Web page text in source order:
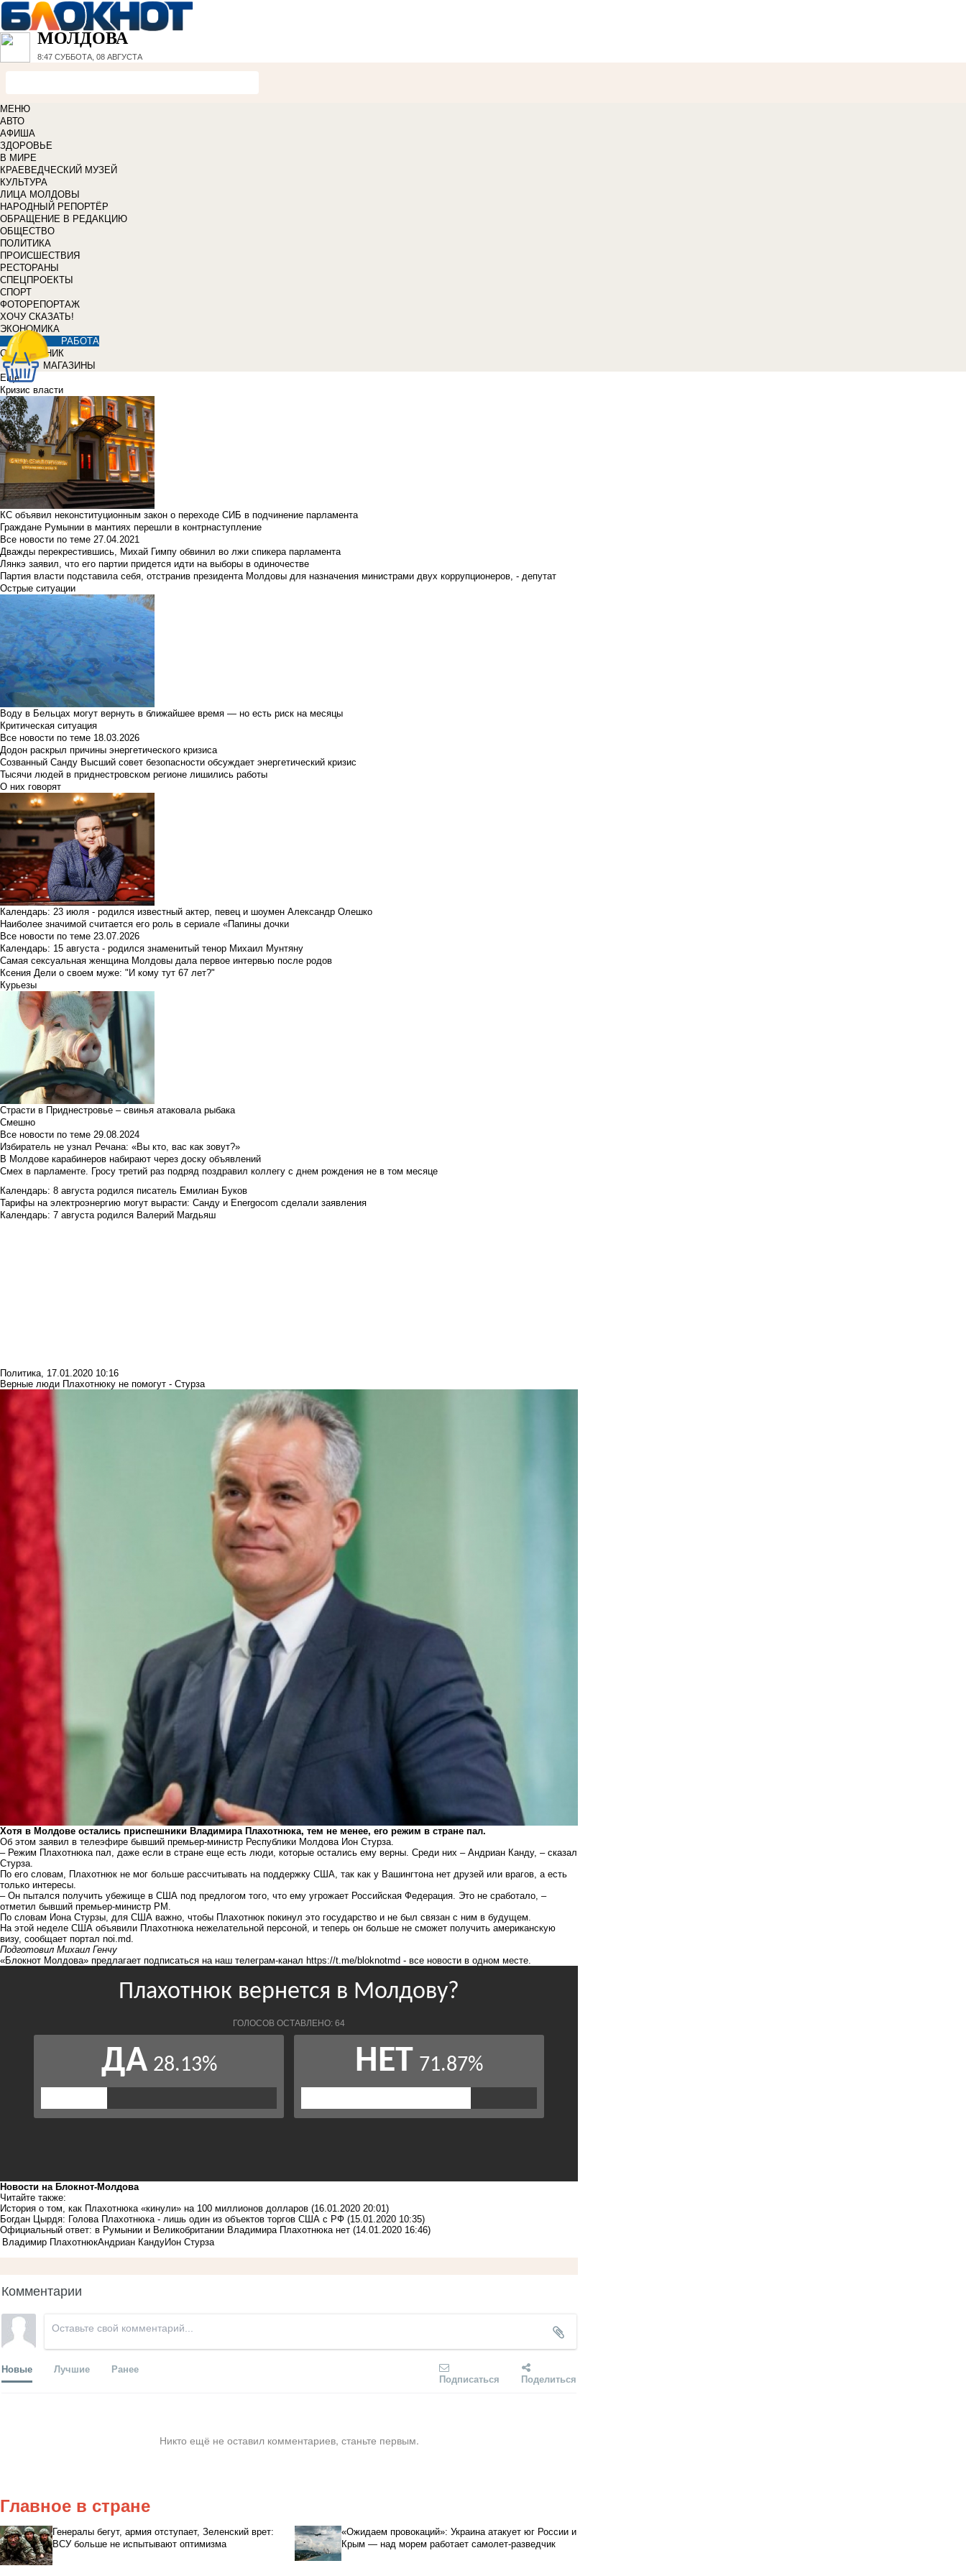
МОЛДОВА
8:47 СУББОТА, 08 АВГУСТА
МЕНЮ
АВТО
АФИША
ЗДОРОВЬЕ
В МИРЕ
КРАЕВЕДЧЕСКИЙ МУЗЕЙ
КУЛЬТУРА
ЛИЦА МОЛДОВЫ
НАРОДНЫЙ РЕПОРТЁР
ОБРАЩЕНИЕ В РЕДАКЦИЮ
ОБЩЕСТВО
ПОЛИТИКА
ПРОИСШЕСТВИЯ
РЕСТОРАНЫ
СПЕЦПРОЕКТЫ
СПОРТ
ФОТОРЕПОРТАЖ
ХОЧУ СКАЗАТЬ!
ЭКОНОМИКА
РАБОТА
СПРАВОЧНИК
МАГАЗИНЫ
Еще
Кризис власти
КС объявил неконституционным закон о переходе СИБ в подчинение парламента
Граждане Румынии в мантиях перешли в контрнаступление
Все новости по теме 27.04.2021
Дважды перекрестившись, Михай Гимпу обвинил во лжи спикера парламента
Лянкэ заявил, что его партии придется идти на выборы в одиночестве
Партия власти подставила себя, отстранив президента Молдовы для назначения министрами двух коррупционеров, - депутат
Острые ситуации
Воду в Бельцах могут вернуть в ближайшее время — но есть риск на месяцы
Критическая ситуация
Все новости по теме 18.03.2026
Додон раскрыл причины энергетического кризиса
Созванный Санду Высший совет безопасности обсуждает энергетический кризис
Тысячи людей в приднестровском регионе лишились работы
О них говорят
Календарь: 23 июля - родился известный актер, певец и шоумен Александр Олешко
Наиболее значимой считается его роль в сериале «Папины дочки
Все новости по теме 23.07.2026
Календарь: 15 августа - родился знаменитый тенор Михаил Мунтяну
Самая сексуальная женщина Молдовы дала первое интервью после родов
Ксения Дели о своем муже: "И кому тут 67 лет?"
Курьезы
Страсти в Приднестровье – свинья атаковала рыбака
Смешно
Все новости по теме 29.08.2024
Избиратель не узнал Речана: «Вы кто, вас как зовут?»
В Молдове карабинеров набирают через доску объявлений
Смех в парламенте. Гросу третий раз подряд поздравил коллегу с днем рождения не в том месяце
Календарь: 8 августа родился писатель Емилиан Буков
Тарифы на электроэнергию могут вырасти: Санду и Energocom сделали заявления
Календарь: 7 августа родился Валерий Магдьяш
Политика, 17.01.2020 10:16
Верные люди Плахотнюку не помогут - Стурза
Хотя в Молдове остались приспешники Владимира Плахотнюка, тем не менее, его режим в стране пал.
Об этом заявил в телеэфире бывший премьер-министр Республики Молдова Ион Стурза.
– Режим Плахотнюка пал, даже если в стране еще есть люди, которые остались ему верны. Среди них – Андриан Канду, – сказал
Стурза.
По его словам, Плахотнюк не мог больше рассчитывать на поддержку США, так как у Вашингтона нет друзей или врагов, а есть
только интересы.
– Он пытался получить убежище в США под предлогом того, что ему угрожает Российская Федерация. Это не сработало, –
отметил бывший премьер-министр РМ.
По словам Иона Стурзы, для США важно, чтобы Плахотнюк покинул это государство и не был связан с ним в будущем.
На этой неделе США объявили Плахотнюка нежелательной персоной, и теперь он больше не сможет получить американскую
визу, сообщает портал noi.md.
Подготовил Михаил Генчу
«Блокнот Молдова» предлагает подписаться на наш телеграм-канал https://t.me/bloknotmd - все новости в одном месте.
Новости на Блoкнoт-Молдова
Читайте также:
История о том, как Плахотнюка «кинули» на 100 миллионов долларов (16.01.2020 20:01)
Богдан Цырдя: Голова Плахотнюка - лишь один из объектов торгов США с РФ (15.01.2020 10:35)
Официальный ответ: в Румынии и Великобритании Владимира Плахотнюка нет (14.01.2020 16:46)
Владимир ПлахотнюкАндриан КандуИон Стурза
Комментарии
Новые Лучшие Ранее
Подписаться Поделиться
Никто ещё не оставил комментариев, станьте первым.
Главное в стране
Генералы бегут, армия отступает, Зеленский врет:
ВСУ больше не испытывают оптимизма
«Ожидаем провокаций»: Украина атакует юг России и
Крым — над морем работает самолет-разведчик